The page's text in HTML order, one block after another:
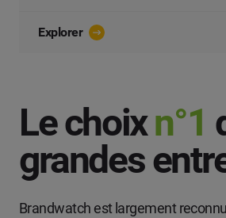
Explorer
Le choixn°1
grandes
Brandwatch est largement